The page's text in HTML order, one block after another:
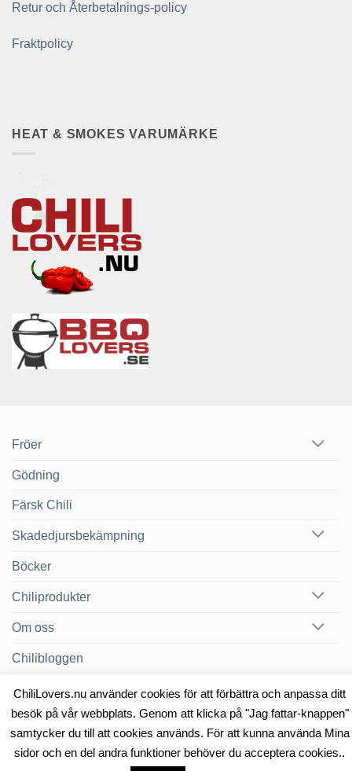
Retur och Återbetalnings-policy
Fraktpolicy
HEAT & SMOKES VARUMÄRKE
Fröer
Gödning
Färsk Chili
Skadedjursbekämpning
Böcker
Chiliprodukter
Om oss
Chilibloggen
OM OSS KONTAKT
Copyright 2026 ©Heat & Smoke AB
ChiliLovers.nu använder cookies för att förbättra och anpassa ditt
besök på vår webbplats. Genom att klicka på "Jag fattar-knappen"
samtycker du till att cookies används. För att kunna använda Mina
sidor och en del andra funktioner behöver du acceptera cookies..